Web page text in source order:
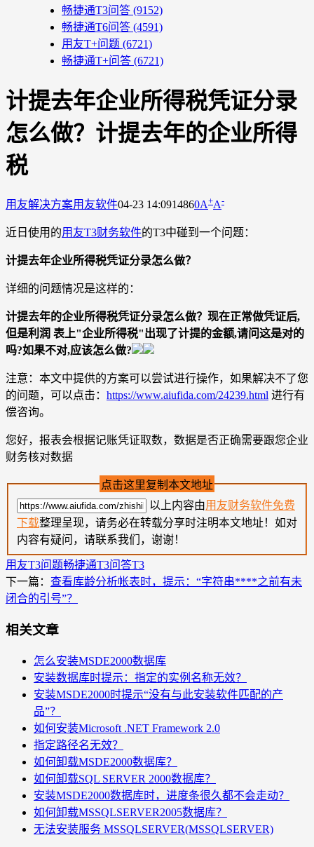
畅捷通T3问答 (9152)
畅捷通T6问答 (4591)
用友T+问题 (6721)
畅捷通T+问答 (6721)
计提去年企业所得税凭证分录
怎么做？计提去年的企业所得
税
用友解决方案用友软件04-23 14:0914860A+A-
近日使用的用友T3财务软件的T3中碰到一个问题：
计提去年企业所得税凭证分录怎么做？
详细的问题情况是这样的：
计提去年的企业所得税凭证分录怎么做？现在正常做凭证后,
但是利润 表上"企业所得税"出现了计提的金额,请问这是对的
吗?如果不对,应该怎么做?
注意：本文中提供的方案可以尝试进行操作，如果解决不了您
的问题，可以点击： https://www.aiufida.com/24239.html 进行有
偿咨询。
您好，报表会根据记账凭证取数，数据是否正确需要跟您企业
财务核对数据
点击这里复制本文地址
以上内容由用友财务软件免费
下载整理呈现，请务必在转载分享时注明本文地址！如对
内容有疑问，请联系我们，谢谢！
用友T3问题畅捷通T3问答T3
下一篇： 查看库龄分析帐表时，提示：“字符串****之前有未
闭合的引号”？
相关文章
怎么安装MSDE2000数据库
安装数据库时提示：指定的实例名称无效？
安装MSDE2000时提示“没有与此安装软件匹配的产
品”？
如何安装Microsoft .NET Framework 2.0
指定路径名无效？
如何卸载MSDE2000数据库？
如何卸载SQL SERVER 2000数据库？
安装MSDE2000数据库时，进度条很久都不会走动？
如何卸载MSSQLSERVER2005数据库？
无法安装服务 MSSQLSERVER(MSSQLSERVER)